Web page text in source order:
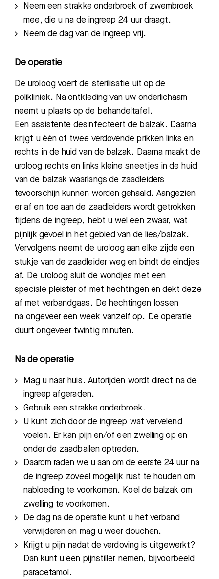
Neem een strakke onderbroek of zwembroek
mee, die u na de ingreep 24 uur draagt.
Neem de dag van de ingreep vrij.
De operatie
De uroloog voert de sterilisatie uit op de
polikliniek. Na ontkleding van uw onderlichaam
neemt u plaats op de behandeltafel.
Een assistente desinfecteert de balzak. Daarna
krijgt u één of twee verdovende prikken links en
rechts in de huid van de balzak. Daarna maakt de
uroloog rechts en links kleine sneetjes in de huid
van de balzak waarlangs de zaadleiders
tevoorschijn kunnen worden gehaald. Aangezien
er af en toe aan de zaadleiders wordt getrokken
tijdens de ingreep, hebt u wel een zwaar, wat
pijnlijk gevoel in het gebied van de lies/balzak.
Vervolgens neemt de uroloog aan elke zijde een
stukje van de zaadleider weg en bindt de eindjes
af. De uroloog sluit de wondjes met een
speciale pleister of met hechtingen en dekt deze
af met verbandgaas. De hechtingen lossen
na ongeveer een week vanzelf op. De operatie
duurt ongeveer twintig minuten.
Na de operatie
Mag u naar huis. Autorijden wordt direct na de
ingreep afgeraden.
Gebruik een strakke onderbroek.
U kunt zich door de ingreep wat vervelend
voelen. Er kan pijn en/of een zwelling op en
onder de zaadballen optreden.
Daarom raden we u aan om de eerste 24 uur na
de ingreep zoveel mogelijk rust te houden om
nabloeding te voorkomen. Koel de balzak om
zwelling te voorkomen.
De dag na de operatie kunt u het verband
verwijderen en mag u weer douchen.
Krijgt u pijn nadat de verdoving is uitgewerkt?
Dan kunt u een pijnstiller nemen, bijvoorbeeld
paracetamol.